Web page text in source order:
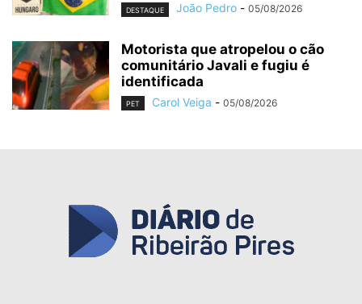
DESTAQUE João Pedro - 05/08/2026
Motorista que atropelou o cão
comunitário Javali e fugiu é
identificada
PET Carol Veiga - 05/08/2026